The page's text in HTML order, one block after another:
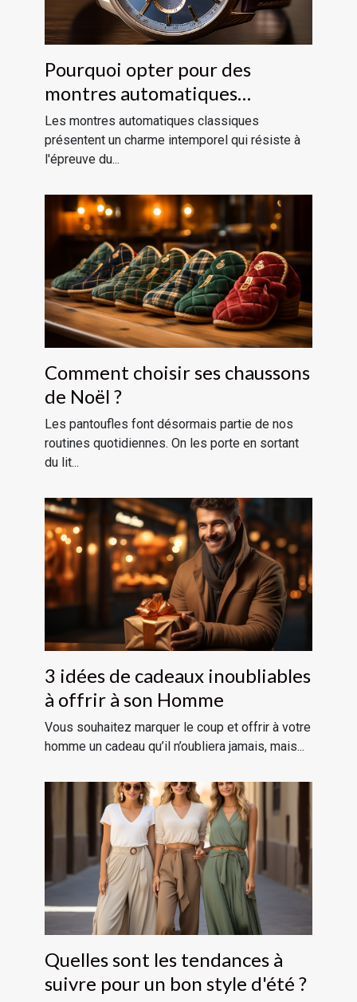
Pourquoi opter pour des
montres automatiques
classiques ?
Les montres automatiques classiques
présentent un charme intemporel qui résiste à
l'épreuve du...
Comment choisir ses chaussons
de Noël ?
Les pantoufles font désormais partie de nos
routines quotidiennes. On les porte en sortant
du lit...
3 idées de cadeaux inoubliables
à offrir à son Homme
Vous souhaitez marquer le coup et offrir à votre
homme un cadeau qu’il n’oubliera jamais, mais...
Quelles sont les tendances à
suivre pour un bon style d'été ?